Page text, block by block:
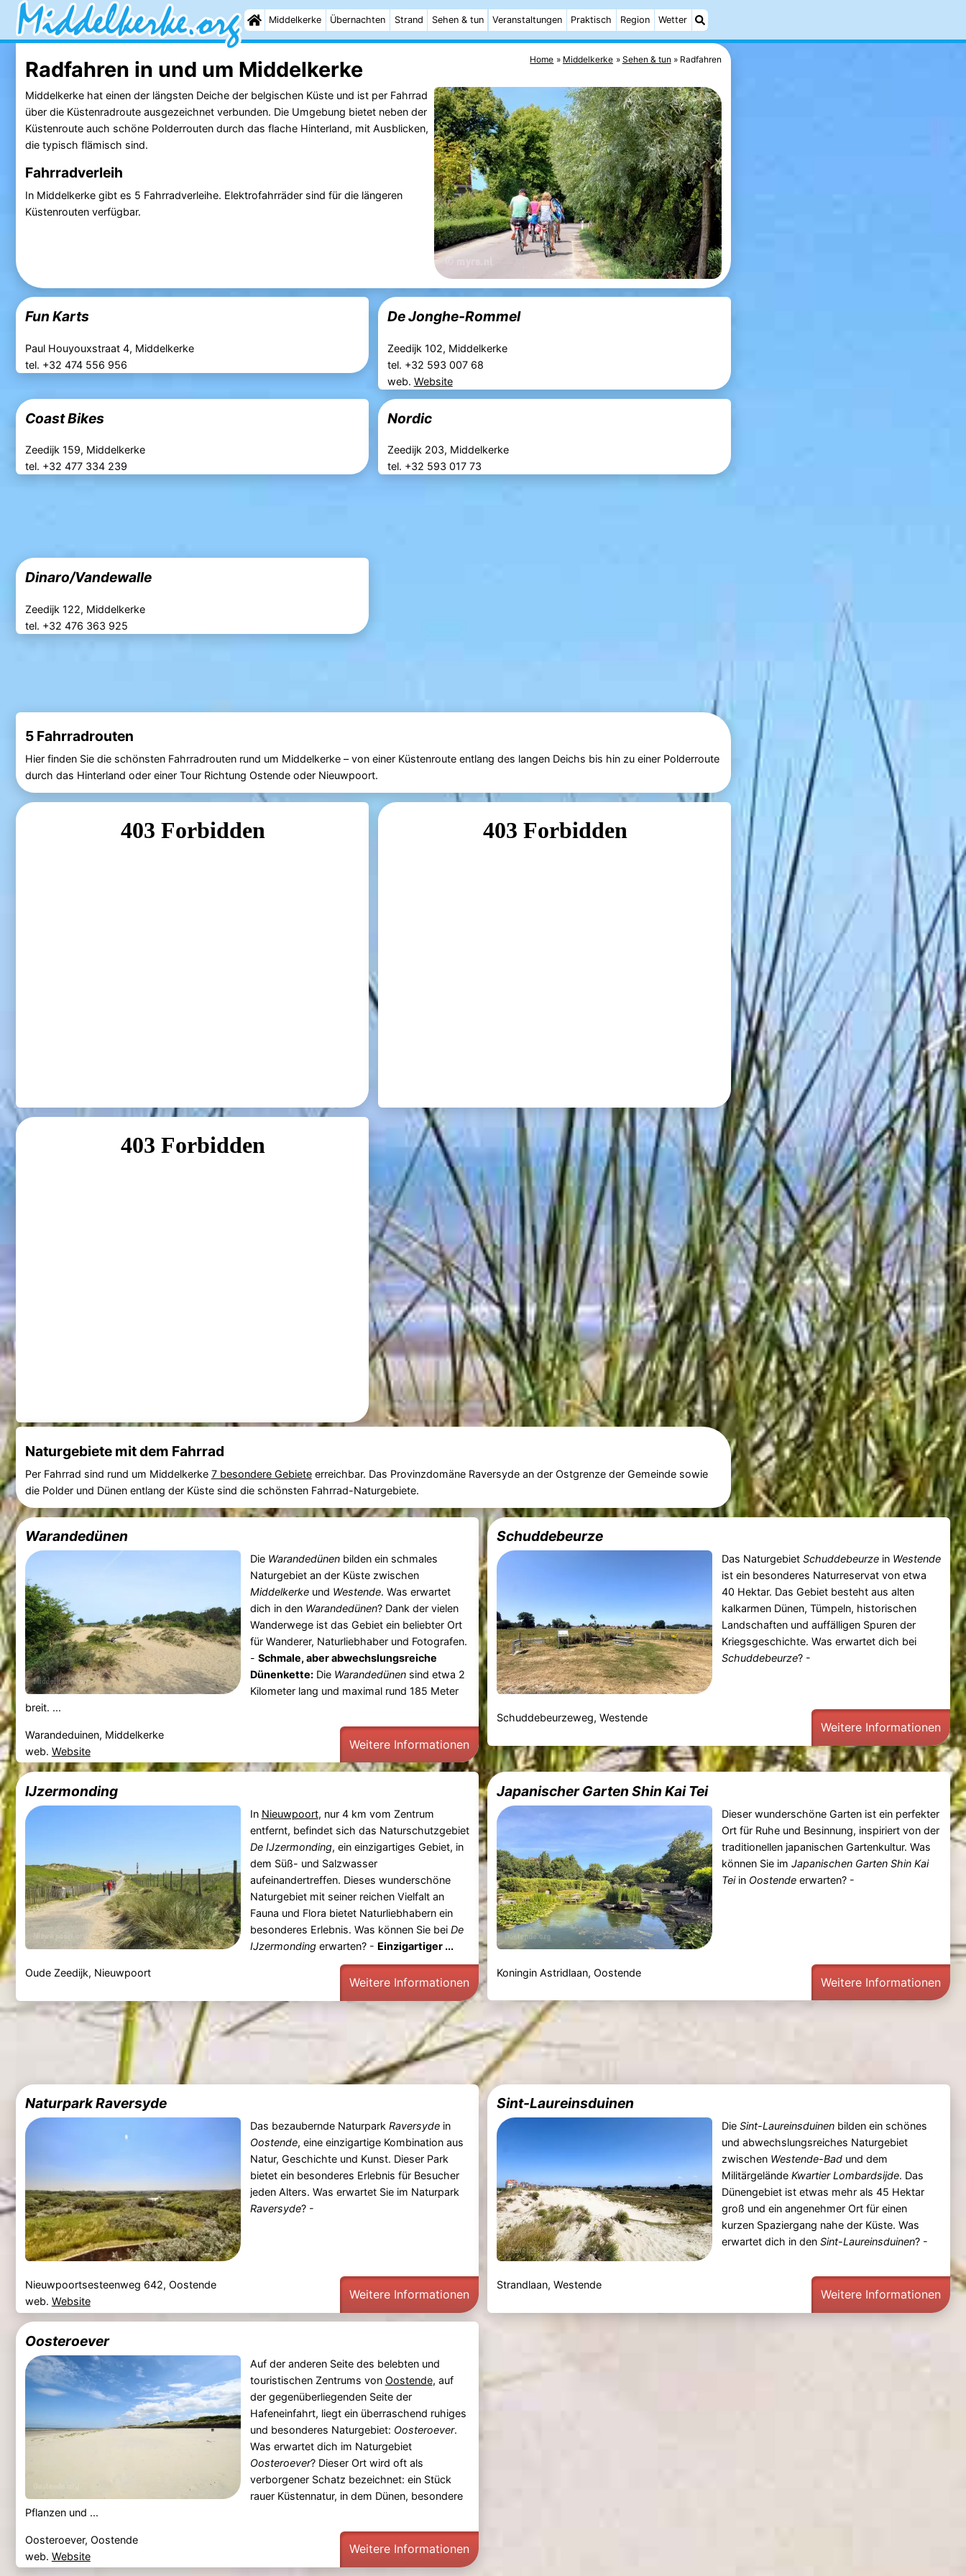
Middelkerke Übernachten Strand Sehen & tun Veranstaltungen Praktisch Region Wetter
Home Middelkerke Sehen & tun Radfahren
Radfahren in und um Middelkerke
Middelkerke hat einen der längsten Deiche der belgischen Küste und ist per Fahrrad
über die Küstenradroute ausgezeichnet verbunden. Die Umgebung bietet neben der
Küstenroute auch schöne Polderrouten durch das flache Hinterland, mit Ausblicken,
die typisch flämisch sind.
Fahrradverleih
In Middelkerke gibt es 5 Fahrradverleihe. Elektrofahrräder sind für die längeren
Küstenrouten verfügbar.
Fun Karts
Paul Houyouxstraat 4, Middelkerke
tel. +32 474 556 956
De Jonghe-Rommel
Zeedijk 102, Middelkerke
tel. +32 593 007 68
web. Website
Coast Bikes
Zeedijk 159, Middelkerke
tel. +32 477 334 239
Nordic
Zeedijk 203, Middelkerke
tel. +32 593 017 73
Dinaro/Vandewalle
Zeedijk 122, Middelkerke
tel. +32 476 363 925
5 Fahrradrouten
Hier finden Sie die schönsten Fahrradrouten rund um Middelkerke – von einer Küstenroute entlang des langen Deichs bis hin zu einer Polderroute
durch das Hinterland oder einer Tour Richtung Ostende oder Nieuwpoort.
Naturgebiete mit dem Fahrrad
Per Fahrrad sind rund um Middelkerke 7 besondere Gebieteerreichbar. Das Provinzdomäne Raversyde an der Ostgrenze der Gemeinde sowie
die Polder und Dünen entlang der Küste sind die schönsten Fahrrad-Naturgebiete.
Warandedünen
Die Warandedünenbilden ein schmales
Naturgebiet an der Küste zwischen
Middelkerkeund Westende. Was erwartet
dich in den Warandedünen? Dank der vielen
Wanderwege ist das Gebiet ein beliebter Ort
für Wanderer, Naturliebhaber und Fotografen.
- Schmale, aber abwechslungsreiche
Dünenkette:Die Warandedünensind etwa 2
Kilometer lang und maximal rund 185 Meter
breit. ...
Warandeduinen, Middelkerke
web. Website Weitere Informationen
Schuddebeurze
Das Naturgebiet Schuddebeurzein Westende
ist ein besonderes Naturreservat von etwa
40 Hektar. Das Gebiet besteht aus alten
kalkarmen Dünen, Tümpeln, historischen
Landschaften und auffälligen Spuren der
Kriegsgeschichte. Was erwartet dich bei
Schuddebeurze? -
Schuddebeurzeweg, Westende
Weitere Informationen
IJzermonding
In Nieuwpoort, nur 4 km vom Zentrum
entfernt, befindet sich das Naturschutzgebiet
De IJzermonding, ein einzigartiges Gebiet, in
dem Süß- und Salzwasser
aufeinandertreffen. Dieses wunderschöne
Naturgebiet mit seiner reichen Vielfalt an
Fauna und Flora bietet Naturliebhabern ein
besonderes Erlebnis. Was können Sie bei De
IJzermondingerwarten? - Einzigartiger ...
Oude Zeedijk, Nieuwpoort
Weitere Informationen
Japanischer Garten Shin Kai Tei
Dieser wunderschöne Garten ist ein perfekter
Ort für Ruhe und Besinnung, inspiriert von der
traditionellen japanischen Gartenkultur. Was
können Sie im Japanischen Garten Shin Kai
Teiin Oostendeerwarten? -
Koningin Astridlaan, Oostende
Weitere Informationen
Naturpark Raversyde
Das bezaubernde Naturpark Raversydein
Oostende, eine einzigartige Kombination aus
Natur, Geschichte und Kunst. Dieser Park
bietet ein besonderes Erlebnis für Besucher
jeden Alters. Was erwartet Sie im Naturpark
Raversyde? -
Nieuwpoortsesteenweg 642, Oostende
web. Website Weitere Informationen
Sint-Laureinsduinen
Die Sint-Laureinsduinenbilden ein schönes
und abwechslungsreiches Naturgebiet
zwischen Westende-Badund dem
Militärgelände Kwartier Lombardsijde. Das
Dünengebiet ist etwas mehr als 45 Hektar
groß und ein angenehmer Ort für einen
kurzen Spaziergang nahe der Küste. Was
erwartet dich in den Sint-Laureinsduinen? -
Strandlaan, Westende
Weitere Informationen
Oosteroever
Auf der anderen Seite des belebten und
touristischen Zentrums von Oostende, auf
der gegenüberliegenden Seite der
Hafeneinfahrt, liegt ein überraschend ruhiges
und besonderes Naturgebiet: Oosteroever.
Was erwartet dich im Naturgebiet
Oosteroever? Dieser Ort wird oft als
verborgener Schatz bezeichnet: ein Stück
rauer Küstennatur, in dem Dünen, besondere
Pflanzen und ...
Oosteroever, Oostende
web. Website Weitere Informationen